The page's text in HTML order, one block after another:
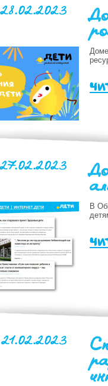
28.02.2023
27.02.2023
В
21.02.2023